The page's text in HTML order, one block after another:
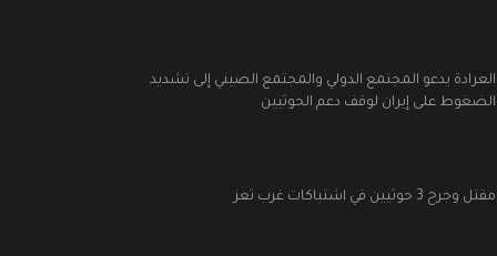
العرادة يدعو المجتمع الدولي والمجتمع الصيني إلى تشديد
الضغوط على إيران لوقف دعم الحوثيين
مقتل وجرح 3 حوثيين في اشتباكات غرب تعز